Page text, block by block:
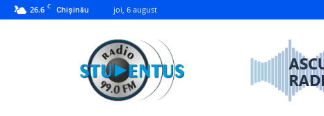
26.6 C Chișinău joi, 6 august
studentus.md